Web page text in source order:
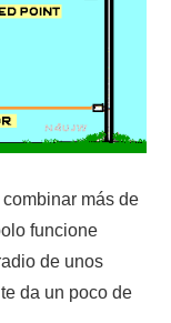
más de
funcione
de unos
da un poco de